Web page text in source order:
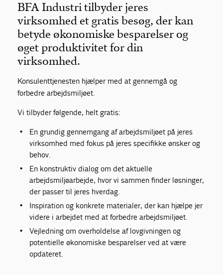
BFA Industri tilbyder jeres
virksomhed et gratis besøg, der kan
betyde økonomiske besparelser og
øget produktivitet for din
virksomhed.
Konsulenttjenesten hjælper med at gennemgå og
forbedre arbejdsmiljøet.
Vi tilbyder følgende, helt gratis:
En grundig gennemgang af arbejdsmiljøet på jeres
virksomhed med fokus på jeres specifikke ønsker og
behov.
En konstruktiv dialog om det aktuelle
arbejdsmiljøarbejde, hvor vi sammen finder løsninger,
der passer til jeres hverdag.
Inspiration og konkrete materialer, der kan hjælpe jer
videre i arbejdet med at forbedre arbejdsmiljøet.
Vejledning om overholdelse af lovgivningen og
potentielle økonomiske besparelser ved at være
opdateret.